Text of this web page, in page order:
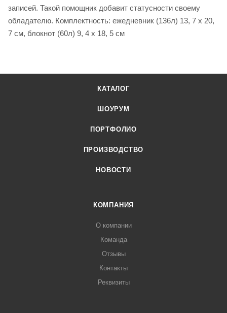
записей. Такой помощник добавит статусности своему
обладателю. Комплектность: ежедневник (136л) 13, 7 х 20,
7 см, блокнот (60л) 9, 4 х 18, 5 см
КАТАЛОГ
ШОУРУМ
ПОРТФОЛИО
ПРОИЗВОДСТВО
НОВОСТИ
КОМПАНИЯ
О компании
Команда
Отзывы
Контакты
Реквизиты